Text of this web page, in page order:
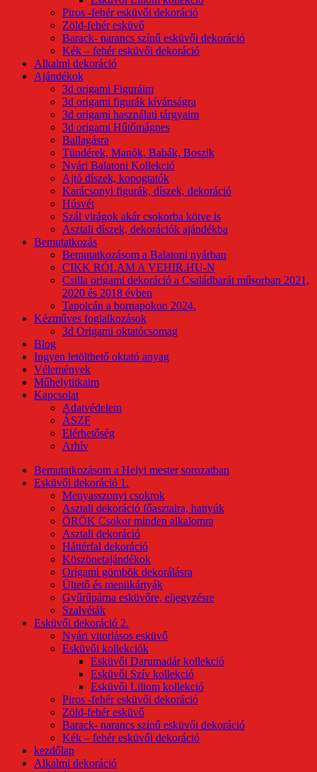
Piros -fehér esküvői dekoráció
Zöld-fehér esküvő
Barack- narancs színű esküvői dekoráció
Kék – fehér esküvői dekoráció
Alkalmi dekoráció
Ajándékok
3d origami Figuráim
3d origami figurák kívánságra
3d origami használati tárgyaim
3d origami Hűtőmágnes
Ballagásra
Tündérek, Manók, Babák, Boszik
Nyári Balatoni Kollekció
Ajtó díszek, kopogtatók
Karácsonyi figurák, díszek, dekoráció
Húsvét
Szál virágok akár csokorba kötve is
Asztali díszek, dekorációk ajándékba
Bemutatkozás
Bemutatkozásom a Balatoni nyárban
CIKK RÓLAM A VEHIR.HU-N
Csilla origami dekoráció a Családbarát műsorban 2021,
2020 és 2018 évben
Tapolcán a bornapokon 2024.
Kézműves foglalkozások
3d Origami oktatócsomag
Blog
Ingyen letölthető oktató anyag
Vélemények
Műhelytitkaim
Kapcsolat
Adatvédelem
ÁSZF
Elérhetőség
Arhív
Bemutatkozásom a Helyi mester sorozatban
Esküvői dekoráció 1.
Menyasszonyi csokrok
Asztali dekoráció főasztalra, hattyúk
ÖRÖK Csokor minden alkalomra
Asztali dekoráció
Háttérfal dekoráció
Köszönetajándékok
Origami gömbök dekorálásra
Ültető és menükártyák
Gyűrűpárna esküvőre, eljegyzésre
Szalvéták
Esküvői dekoráció 2.
Nyári vitorlásos esküvő
Esküvői kollekciók
Esküvői Darumadár kollekció
Esküvői Szív kollekció
Esküvői Liliom kollekció
Piros -fehér esküvői dekoráció
Zöld-fehér esküvő
Barack- narancs színű esküvői dekoráció
Kék – fehér esküvői dekoráció
kezdőlap
Alkalmi dekoráció